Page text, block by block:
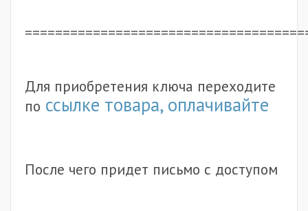
Для приобретения ключа переходите
по ссылке товара, оплачивайте
После чего придет письмо с доступом